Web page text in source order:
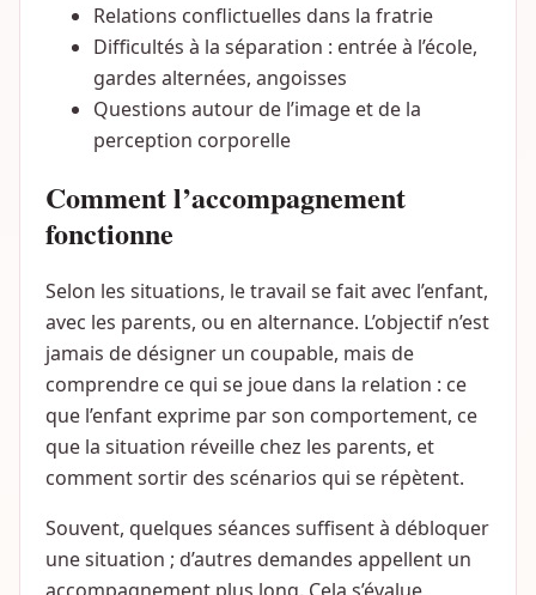
Relations conflictuelles dans la fratrie
Difficultés à la séparation : entrée à l’école,
gardes alternées, angoisses
Questions autour de l’image et de la
perception corporelle
Comment l’accompagnement
fonctionne
Selon les situations, le travail se fait avec l’enfant,
avec les parents, ou en alternance. L’objectif n’est
jamais de désigner un coupable, mais de
comprendre ce qui se joue dans la relation : ce
que l’enfant exprime par son comportement, ce
que la situation réveille chez les parents, et
comment sortir des scénarios qui se répètent.
Souvent, quelques séances suffisent à débloquer
une situation ; d’autres demandes appellent un